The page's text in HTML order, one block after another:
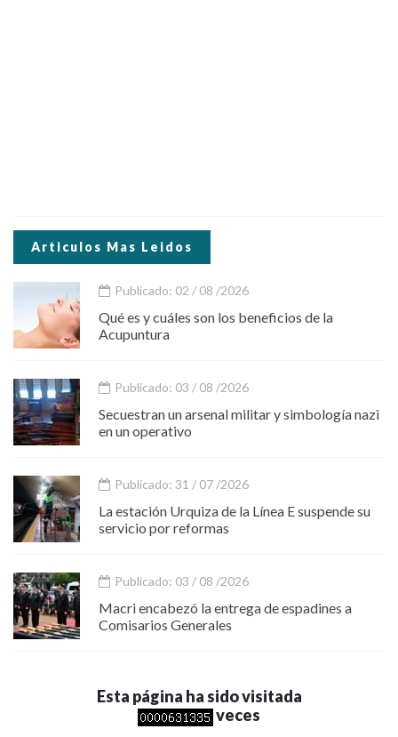
Articulos Mas Leidos
Publicado: 02 / 08 /2026
Qué es y cuáles son los beneficios de la
Acupuntura
Publicado: 03 / 08 /2026
Secuestran un arsenal militar y simbología nazi
en un operativo
Publicado: 31 / 07 /2026
La estación Urquiza de la Línea E suspende su
servicio por reformas
Publicado: 03 / 08 /2026
Macri encabezó la entrega de espadines a
Comisarios Generales
Esta página ha sido visitada
veces